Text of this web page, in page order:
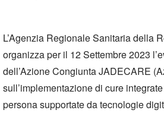
L’Agenzia Regionale Sanitaria della
organizza per il 12 Settembre 2023
dell’Azione Congiunta JADECARE
sull’implementazione di cure
persona supportate da tecnologie